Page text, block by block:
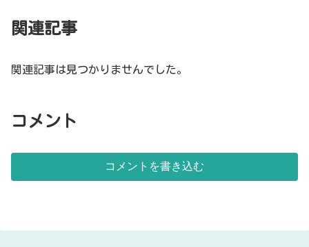
関連記事
関連記事は見つかりませんでした。
コメント
コメントを書き込む